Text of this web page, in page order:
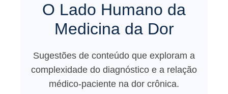
O Lado Humano da
Medicina da Dor
Sugestões de conteúdo que exploram a
complexidade do diagnóstico e a relação
médico-paciente na dor crônica.